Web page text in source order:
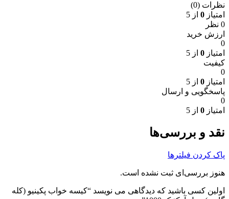
نظرات (0)
امتیاز 0 از 5
0 نظر
ارزش خرید
0
امتیاز 0 از 5
کیفیت
0
امتیاز 0 از 5
پاسخگویی و ارسال
0
امتیاز 0 از 5
نقد و بررسی‌ها
پاک کردن فیلترها
هنوز بررسی‌ای ثبت نشده است.
اولین کسی باشید که دیدگاهی می نویسد “کیسه خواب پکینیو (کله